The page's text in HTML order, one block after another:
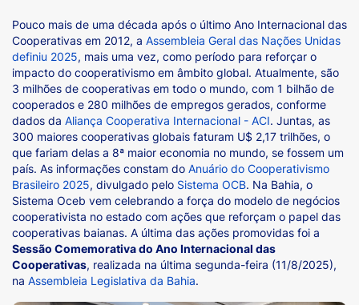
Pouco mais de uma década após o último Ano Internacional das
Cooperativas em 2012, a Assembleia Geral das Nações Unidas
definiu 2025, mais uma vez, como período para reforçar o
impacto do cooperativismo em âmbito global. Atualmente, são
3 milhões de cooperativas em todo o mundo, com 1 bilhão de
cooperados e 280 milhões de empregos gerados, conforme
dados da Aliança Cooperativa Internacional - ACI. Juntas, as
300 maiores cooperativas globais faturam U$ 2,17 trilhões, o
que fariam delas a 8ª maior economia no mundo, se fossem um
país. As informações constam do Anuário do Cooperativismo
Brasileiro 2025, divulgado pelo Sistema OCB. Na Bahia, o
Sistema Oceb vem celebrando a força do modelo de negócios
cooperativista no estado com ações que reforçam o papel das
cooperativas baianas. A última das ações promovidas foi a
Sessão Comemorativa do Ano Internacional das
Cooperativas, realizada na última segunda-feira (11/8/2025),
na Assembleia Legislativa da Bahia.